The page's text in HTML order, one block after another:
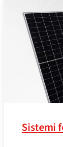
Sistemi